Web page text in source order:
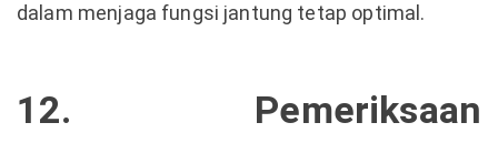
dalam menjaga fungsi jantung tetap optimal.
12. Pemeriksaan